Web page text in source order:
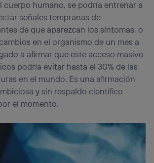
cuerpo humano, se podría entrenar a
señales tempranas de
de que aparezcan los síntomas, o
en el organismo de un mes a
a afirmar que este acceso masivo
podría evitar hasta el 30% de las
en el mundo. Es una afirmación
y sin respaldo científico
el momento.